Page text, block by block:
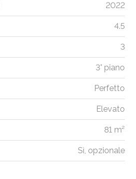
2022
4.5
3
3° piano
Perfetto
Elevato
81 m²
Sì, opzionale